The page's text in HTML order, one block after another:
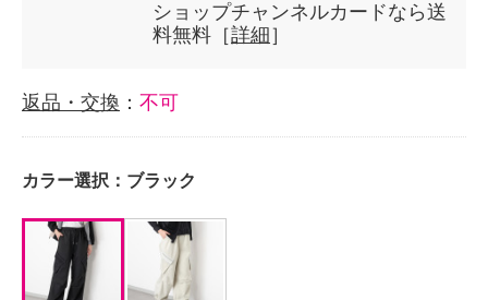
ショップチャンネルカードなら送
料無料［詳細 ］
返品・交換 ： 不可
カラー選択： ブラック